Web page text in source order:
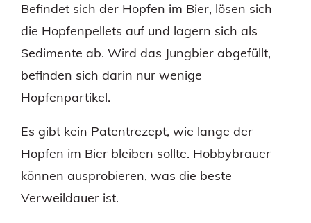
Befindet sich der Hopfen im Bier, lösen sich
die Hopfenpellets auf und lagern sich als
Sedimente ab. Wird das Jungbier abgefüllt,
befinden sich darin nur wenige
Hopfenpartikel.
Es gibt kein Patentrezept, wie lange der
Hopfen im Bier bleiben sollte. Hobbybrauer
können ausprobieren, was die beste
Verweildauer ist.